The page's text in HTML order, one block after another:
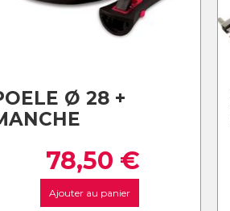
Ø 28 +
78,50 €
Ajouter au panier